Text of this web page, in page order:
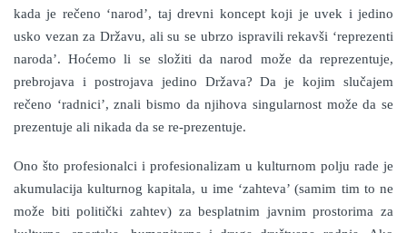
kada je rečeno ‘narod’, taj drevni koncept koji je uvek i jedino
usko vezan za Državu, ali su se ubrzo ispravili rekavši ‘reprezenti
naroda’. Hoćemo li se složiti da narod može da reprezentuje,
prebrojava i postrojava jedino Država? Da je kojim slučajem
rečeno ‘radnici’, znali bismo da njihova singularnost može da se
prezentuje ali nikada da se re-prezentuje.
Ono što profesionalci i profesionalizam u kulturnom polju rade je
akumulacija kulturnog kapitala, u ime ‘zahteva’ (samim tim to ne
može biti politički zahtev) za besplatnim javnim prostorima za